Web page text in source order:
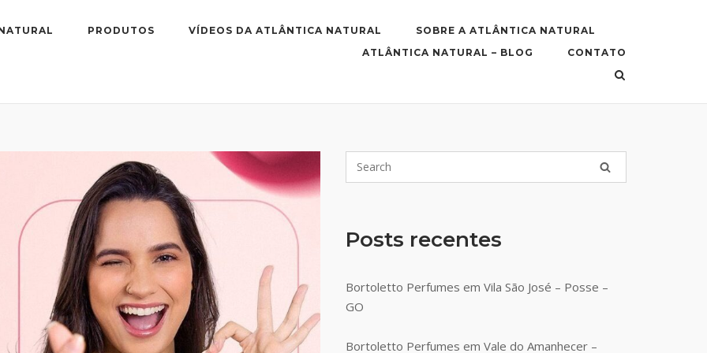
PRODUTOS VÍDEOS DA ATLÂNTICA NATURAL
SOBRE A ATLÂNTICA NATURAL
ATLÂNTICA NATURAL – BLOG
CONTATO
Posts recentes
Bortoletto Perfumes em Vila São José – Posse –
GO
Bortoletto Perfumes em Vale do Amanhecer –